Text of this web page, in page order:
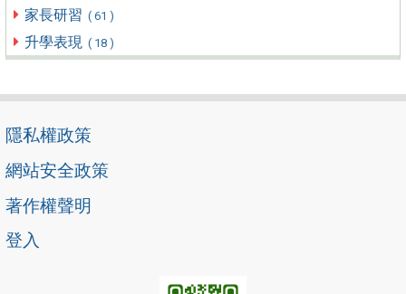
家長研習 ( 61 )
升學表現 ( 18 )
隱私權政策
網站安全政策
著作權聲明
登入